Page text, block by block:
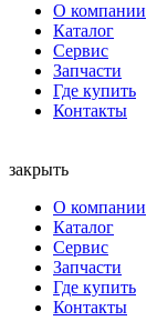
О компании
Каталог
Сервис
Запчасти
Где купить
Контакты
закрыть
О компании
Каталог
Сервис
Запчасти
Где купить
Контакты